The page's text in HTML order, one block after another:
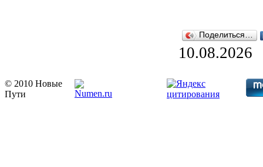
Поделиться…
10.08.2026
© 2010 Новые
Пути